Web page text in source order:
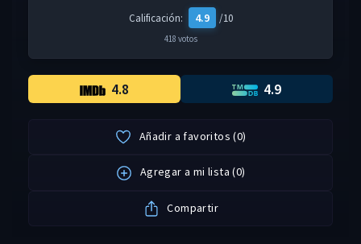
Calificación: 4.9 /10
418 votos
4.8 4.9
Añadir a favoritos (0)
Agregar a mi lista (0)
Compartir